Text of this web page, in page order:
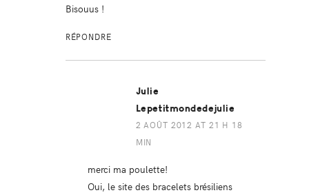
Bisouus !
RÉPONDRE
Julie
Lepetitmondedejulie
2 AOÛT 2012 AT 21 H 18
MIN
merci ma poulette!
Oui, le site des bracelets brésiliens